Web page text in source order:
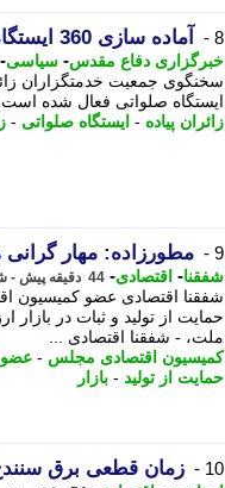
8 - آماده سازی 360 ایستگاه صلواتی در مسیر زائران پیاده به مشهد
خبرگزاری دفاع مقدس- سیاسی-
ایستگاه صلواتی فعال شده
زائران پیاده - ایستگاه صلواتی -
9 - مطورزاده: مهار گرانی
شفقنا- اقتصادی- 44 دقیقه پیش - شنبه 17 مرداد 1405، 10:42
شفقنا اقتصادی عضو کمیسیون
حمایت از تولید و ثبات در
ملت، - شفقنا اقتصادی ...
کمیسیون اقتصادی مجلس - عضو
حمایت از تولید - بازار
10 - زمان قطعی برق سنندج امروز شنبه